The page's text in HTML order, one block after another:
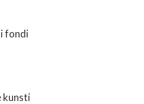
fondi
kunsti